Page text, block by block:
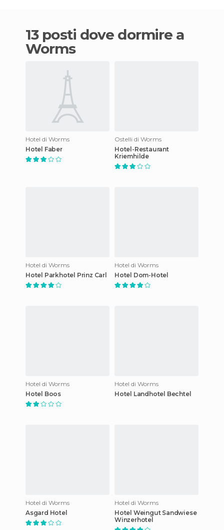
13 posti dove dormire a
Worms
Hotel di Worms
Hotel Faber
Ostelli di Worms
Hotel-Restaurant
Kriemhilde
Hotel di Worms
Hotel Parkhotel Prinz Carl
Hotel di Worms
Hotel Dom-Hotel
Hotel di Worms
Hotel Boos
Hotel di Worms
Hotel Landhotel Bechtel
Hotel di Worms
Asgard Hotel
Hotel di Worms
Hotel Weingut Sandwiese
Winzerhotel